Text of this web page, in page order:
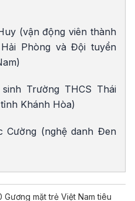
(vận động viên thành
Phòng và Đội tuyển
Trường THCS Thái
Khánh Hòa)
Cường (nghệ danh Đen
Gương mặt trẻ Việt Nam tiêu